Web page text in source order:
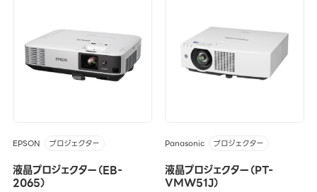
EPSON プロジェクター
液晶プロジェクター（EB-
2065）
Panasonic プロジェクター
液晶プロジェクター（PT-
VMW51J）